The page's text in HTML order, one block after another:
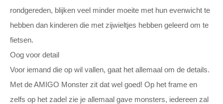
rondgereden, blijken veel minder moeite met hun evenwicht te
hebben dan kinderen die met zijwieltjes hebben geleerd om te
fietsen.
Oog voor detail
Voor iemand die op wil vallen, gaat het allemaal om de details.
Met de AMIGO Monster zit dat wel goed! Op het frame en
zelfs op het zadel zie je allemaal gave monsters, iedereen zal